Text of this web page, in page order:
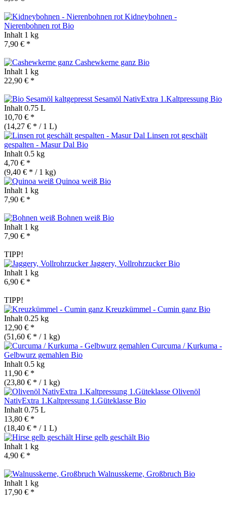
Kidneybohnen -
Nierenbohnen rot Bio
Inhalt 1 kg
7,90 € *
Cashewkerne ganz Bio
Inhalt 1 kg
22,90 € *
Sesamöl NativExtra 1.Kaltpressung Bio
Inhalt 0.75 L
10,70 € *
(14,27 € * / 1 L)
Linsen rot geschält
gespalten - Masur Dal Bio
Inhalt 0.5 kg
4,70 € *
(9,40 € * / 1 kg)
Quinoa weiß Bio
Inhalt 1 kg
7,90 € *
Bohnen weiß Bio
Inhalt 1 kg
7,90 € *
TIPP!
Jaggery, VollrohrzuckerBio
Inhalt 1 kg
6,90 € *
TIPP!
Kreuzkümmel - Cumin ganz Bio
Inhalt 0.25 kg
12,90 € *
(51,60 € * / 1 kg)
Curcuma / Kurkuma -
Gelbwurz gemahlen Bio
Inhalt 0.5 kg
11,90 € *
(23,80 € * / 1 kg)
Olivenöl
NativExtra 1.Kaltpressung 1.Güteklasse Bio
Inhalt 0.75 L
13,80 € *
(18,40 € * / 1 L)
Hirse gelb geschält Bio
Inhalt 1 kg
4,90 € *
Walnusskerne, Großbruch Bio
Inhalt 1 kg
17,90 € *